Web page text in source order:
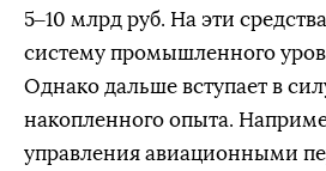
5–10 млрд руб. На эти
систему промышленного
Однако дальше вступает в
накопленного опыта.
управления авиационными